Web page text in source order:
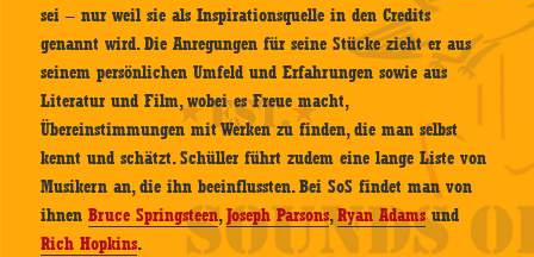
sei – nur weil sie als Inspirationsquelle in den Credits
genannt wird. Die Anregungen für seine Stücke zieht er aus
seinem persönlichen Umfeld und Erfahrungen sowie aus
Literatur und Film, wobei es Freue macht,
Übereinstimmungen mit Werken zu finden, die man selbst
kennt und schätzt. Schüller führt zudem eine lange Liste von
Musikern an, die ihn beeinflussten. Bei SoS findet man von
ihnenBruce Springsteen,Joseph Parsons,Ryan Adamsund
Rich Hopkins.